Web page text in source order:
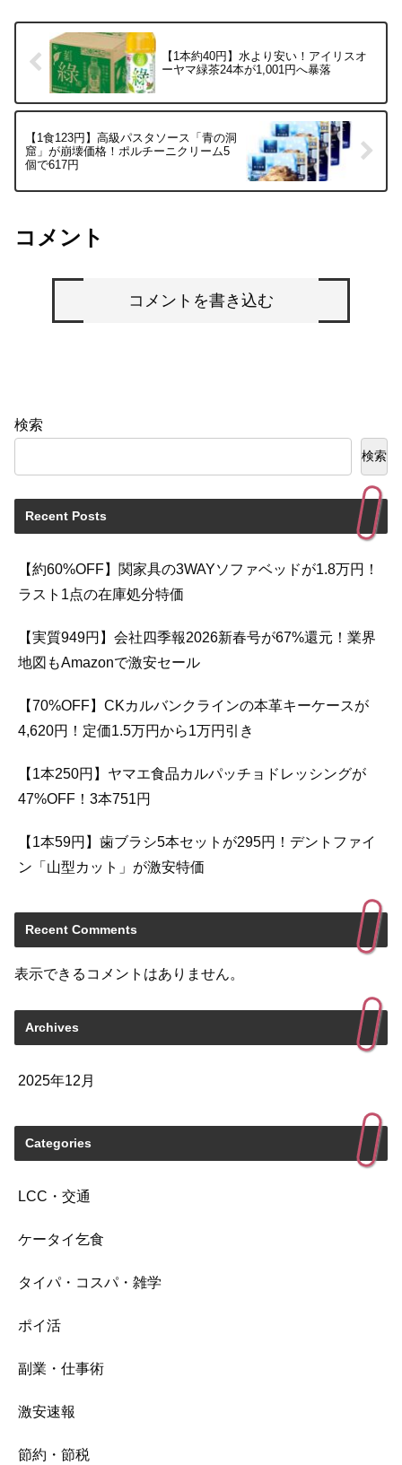
ほか、キャンペーン適用で最大
【1本約40円】水より安い！アイリスオ
ーヤマ緑茶24本が1,001円へ暴落
【1食123円】高級パスタソース「青の洞
窟」が崩壊価格！ポルチーニクリーム5
個で617円
コメント
コメントを書き込む
検索
検索
Recent Posts
【約60%OFF】関家具の3WAYソファベッドが1.8万円！
ラスト1点の在庫処分特価
【実質949円】会社四季報2026新春号が67%還元！業界
地図もAmazonで激安セール
【70%OFF】CKカルバンクラインの本革キーケースが
4,620円！定価1.5万円から1万円引き
【1本250円】ヤマエ食品カルパッチョドレッシングが
47%OFF！3本751円
【1本59円】歯ブラシ5本セットが295円！デントファイ
ン「山型カット」が激安特価
Recent Comments
表示できるコメントはありません。
Archives
2025年12月
Categories
LCC・交通
ケータイ乞食
タイパ・コスパ・雑学
ポイ活
副業・仕事術
激安速報
節約・節税